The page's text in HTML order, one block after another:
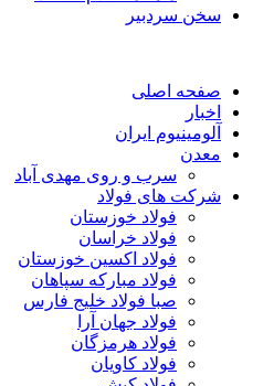
سخن سردبیر
صفحه اصلی
اخبار
آلومینیوم ایران
معدن
سرب و روی مهدی آباد
شرکت های فولاد
فولاد خوزستان
فولاد خراسان
فولاد اکسین خوزستان
فولاد مبارکه سپاهان
صبا فولاد خلیج فارس
فولاد جهان آرا
فولاد هرمزگان
فولاد کاویان